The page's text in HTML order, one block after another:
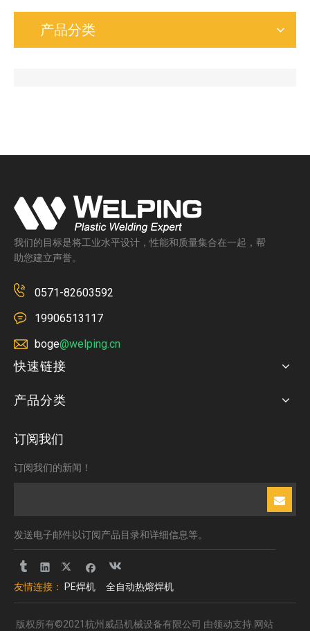
产品分类
我们的目标是将工业水平设计，性能和质量集合在一起，帮
助您建立声誉。
0571-82603592
19906513117
boge@welping.cn
快速链接
产品分类
订阅我们
订阅我们的新闻！
发送电子邮件以订阅产品目录和详细信息等。
友情连接： PE焊机 全自动热熔焊机
版权所有©2021杭州威品机械设备有限公司 由领动支持. 网站